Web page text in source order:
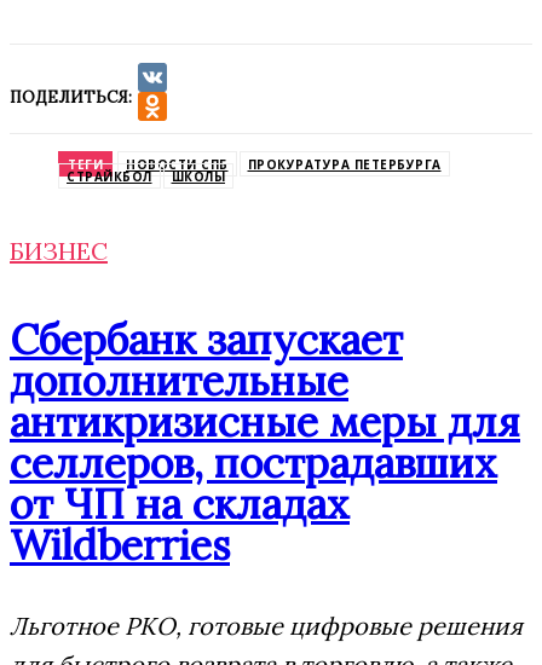
ПОДЕЛИТЬСЯ:
VK
ТЕГИ НОВОСТИ СПБ ПРОКУРАТУРА ПЕТЕРБУРГА
СТРАЙКБОЛ ШКОЛЫ
БИЗНЕС
Сбербанк запускает
дополнительные
антикризисные меры для
селлеров, пострадавших
от ЧП на складах
Wildberries
Льготное РКО, готовые цифровые решения